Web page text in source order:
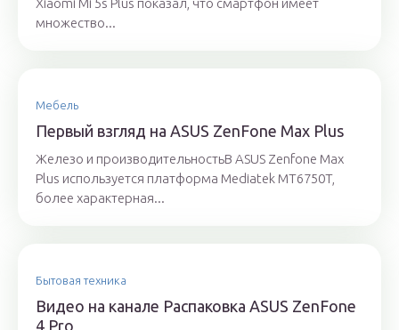
Xiaomi Mi 5s Plus показал, что смартфон имеет
множество...
Мебель
Первый взгляд на ASUS ZenFone Max Plus
Железо и производительностьВ ASUS Zenfone Max
Plus используется платформа Mediatek MT6750T,
более характерная...
Бытовая техника
Видео на канале Распаковка ASUS ZenFone
4 Pro